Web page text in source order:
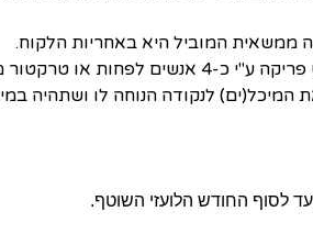
ממשאית המוביל היא באחריות הלקוח.
טרקטור מתאים, או מלגזה, או מנוף.
המיכל(ים) לנקודה הנוחה לו ושתהיה
לסוף החודש הלועזי השוטף.